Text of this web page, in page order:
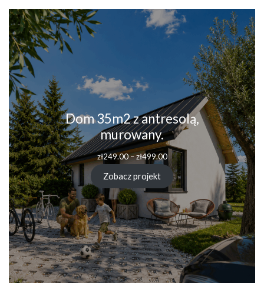
Dom 35m2 z antresolą,
murowany.
zł249.00–zł499.00
Zobacz projekt